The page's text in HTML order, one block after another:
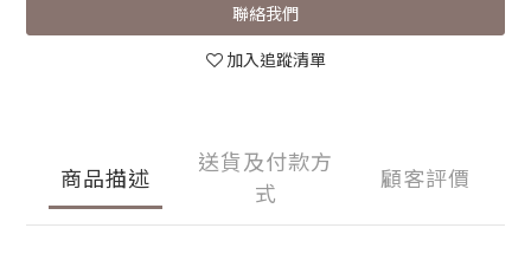
聯絡我們
加入追蹤清單
商品描述
送貨及付款方
式
顧客評價